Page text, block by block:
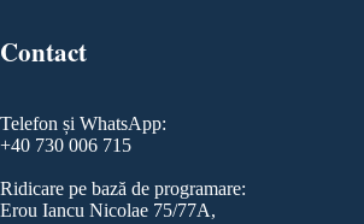
Contact
Telefon și WhatsApp:
+40 730 006 715
Ridicare pe bază de programare:
Erou Iancu Nicolae 75/77A,